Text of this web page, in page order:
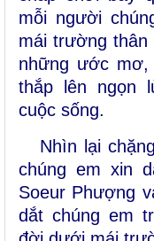
mỗi người
mái trường
những ước
thắp lên ngọn
cuộc sống.
Nhìn lại
chúng em xin
Soeur Phượng
dắt chúng em